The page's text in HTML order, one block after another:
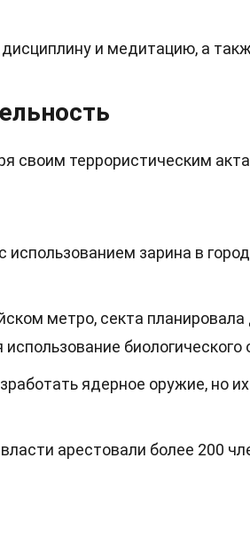
и медитацию, а
своим террористическим
использованием зарина в
метро, секта планировала
биологического
ядерное оружие, но
арестовали более 200